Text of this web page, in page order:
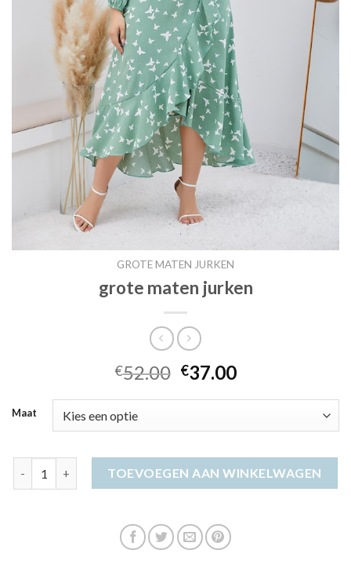
GROTE MATEN JURKEN
grote maten jurken
€52.00 €37.00
Maat
grote maten jurken aantalTOEVOEGEN AAN WINKELWAGEN